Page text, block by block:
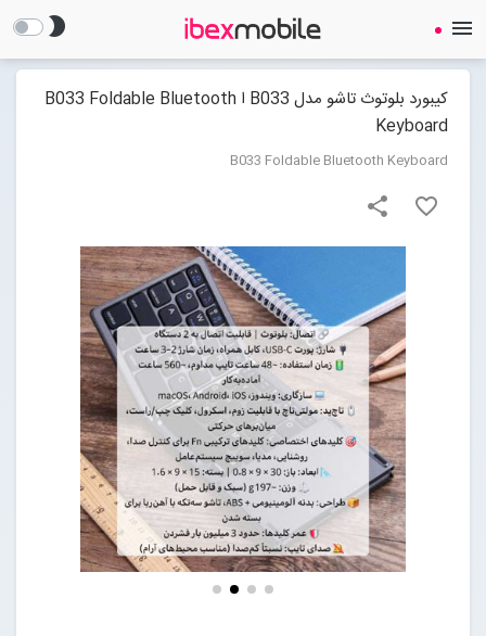
Open submenu (لوازم جانبی)
لوازم جانبی
brightness_2 menu
کیبورد بلوتوث تاشو مدل B033 ا B033 Foldable Bluetooth
Keyboard
B033 Foldable Bluetooth Keyboard
favorite_border
share